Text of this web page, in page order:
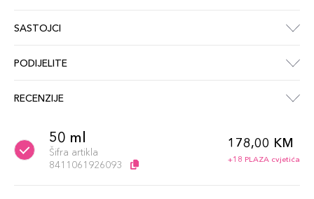
SASTOJCI
PODIJELITE
RECENZIJE
50 ml
Šifra artikla
8411061926093
178,00 KM
+18 PLAZA cvjetića